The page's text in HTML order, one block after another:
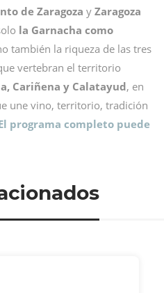
de Zaragoza y Zaragoza
la Garnacha como
también la riqueza de las tres
vertebran el territorio
Cariñena y Calatayud, en
une vino, territorio, tradición
programa completo puede